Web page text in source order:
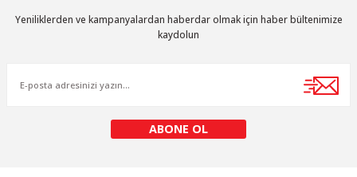
Yeniliklerden ve kampanyalardan haberdar olmak için haber bültenimize
kaydolun
ABONE OL